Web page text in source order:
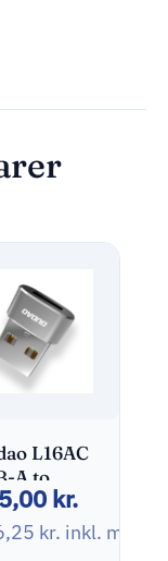
L16AC
A to
C
kr.
kr. inkl. moms